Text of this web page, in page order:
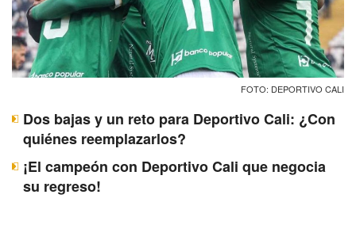
FOTO: DEPORTIVO CALI
Dos bajas y un reto para Deportivo Cali: ¿Con
quiénes reemplazarlos?
¡El campeón con Deportivo Cali que negocia
su regreso!